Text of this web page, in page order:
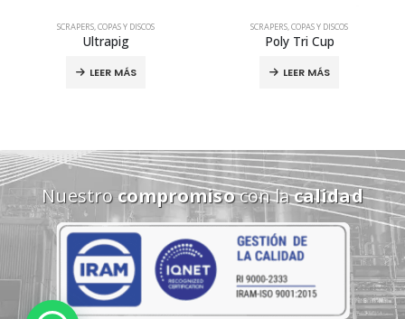
SCRAPERS, COPAS Y DISCOS
Poly Tri Cup
LEER MÁS
SCRAPERS, COPAS Y DISCOS
Discos de uretano
LEER MÁS
Nuestro compromisocon lacalidad